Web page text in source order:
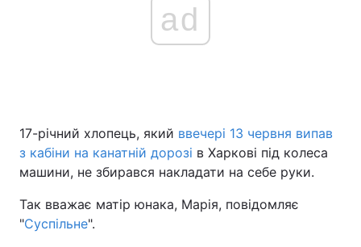
ad
17-річний хлопець, який ввечері 13 червня випав
з кабіни на канатній дорозі в Харкові під колеса
машини, не збирався накладати на себе руки.
Так вважає матір юнака, Марія, повідомляє
"Суспільне".